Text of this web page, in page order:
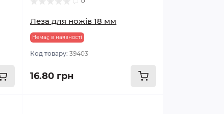
Леза для ножів 18 мм
Немає в наявності
Код товару:39403
16.80 грн